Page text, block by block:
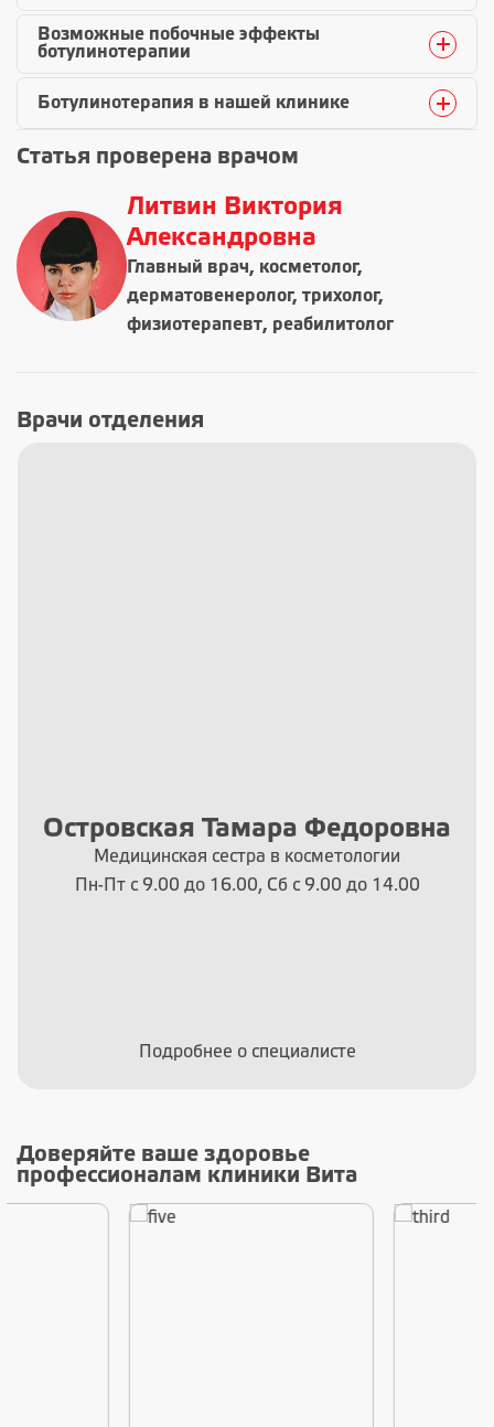
Возможные побочные эффекты
ботулинотерапии
Ботулинотерапия в нашей клинике
Статья проверена врачом
Литвин Виктория
Александровна
Главный врач, косметолог,
дерматовенеролог, трихолог,
физиотерапевт, реабилитолог
Врачи отделения
Островская Тамара Федоровна
Медицинская сестра в косметологии
Пн-Пт с 9.00 до 16.00, Сб с 9.00 до 14.00
Подробнее о специалисте
Доверяйте ваше здоровье
профессионалам клиники Вита